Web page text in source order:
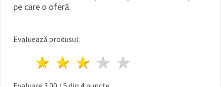
pe care o oferă.
Evaluează produsul:
4 stele
3 stele
2 stele
1 stea